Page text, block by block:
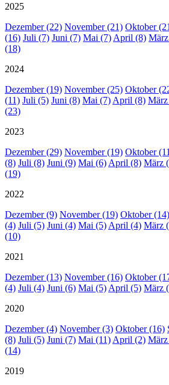
2025
Dezember (22) November (21) Oktober
(16) Juli (7) Juni (7) Mai (7) April (8)
(18)
2024
Dezember (19) November (25) Oktober
(11) Juli (5) Juni (8) Mai (7) April (8)
(23)
2023
Dezember (29) November (19) Oktober
(8) Juli (8) Juni (9) Mai (6) April (8) März
(19)
2022
Dezember (9) November (19) Oktober (14)
(4) Juli (5) Juni (4) Mai (5) April (4) März
(10)
2021
Dezember (13) November (16) Oktober
(4) Juli (4) Juni (6) Mai (5) April (5) März
2020
Dezember (4) November (3) Oktober (16)
(8) Juli (5) Juni (7) Mai (11) April (2)
(14)
2019